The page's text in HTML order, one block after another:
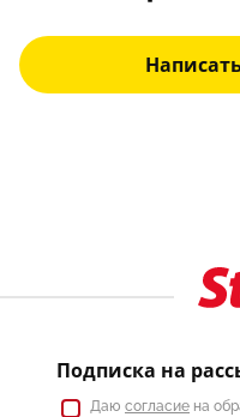
Подписка на
Даю согласие на